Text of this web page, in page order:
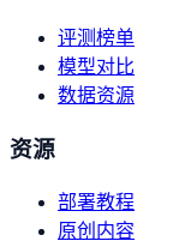
评测榜单
模型对比
数据资源
资源
部署教程
原创内容